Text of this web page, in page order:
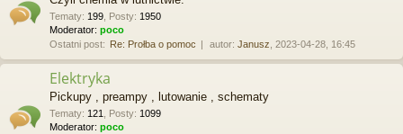
Tematy: 199 Posty: 1950
Moderator: poco
Ostatni post: Re: Prołba o pomoc autor: Janusz , 2023-04-28, 16:45
Elektryka
Pickupy , preampy , lutowanie , schematy
Tematy: 121 Posty: 1099
Moderator: poco